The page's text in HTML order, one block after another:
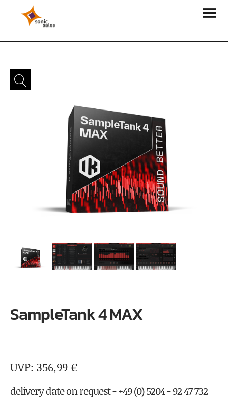
Sonic Sales
SampleTank 4 MAX
356,99€
delivery date on request - +49 (0) 5204 - 92 47 732